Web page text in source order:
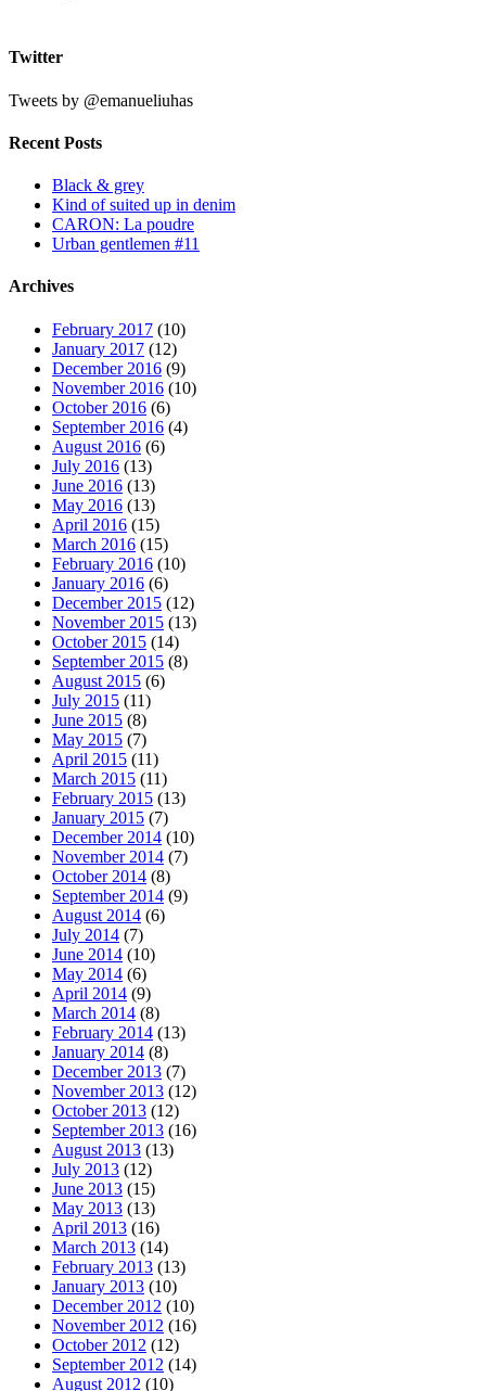
Twitter
Tweets by @emanueliuhas
Recent Posts
Black & grey
Kind of suited up in denim
CARON: La poudre
Urban gentlemen #11
Archives
February 2017 (10)
January 2017 (12)
December 2016 (9)
November 2016 (10)
October 2016 (6)
September 2016 (4)
August 2016 (6)
July 2016 (13)
June 2016 (13)
May 2016 (13)
April 2016 (15)
March 2016 (15)
February 2016 (10)
January 2016 (6)
December 2015 (12)
November 2015 (13)
October 2015 (14)
September 2015 (8)
August 2015 (6)
July 2015 (11)
June 2015 (8)
May 2015 (7)
April 2015 (11)
March 2015 (11)
February 2015 (13)
January 2015 (7)
December 2014 (10)
November 2014 (7)
October 2014 (8)
September 2014 (9)
August 2014 (6)
July 2014 (7)
June 2014 (10)
May 2014 (6)
April 2014 (9)
March 2014 (8)
February 2014 (13)
January 2014 (8)
December 2013 (7)
November 2013 (12)
October 2013 (12)
September 2013 (16)
August 2013 (13)
July 2013 (12)
June 2013 (15)
May 2013 (13)
April 2013 (16)
March 2013 (14)
February 2013 (13)
January 2013 (10)
December 2012 (10)
November 2012 (16)
October 2012 (12)
September 2012 (14)
August 2012 (10)